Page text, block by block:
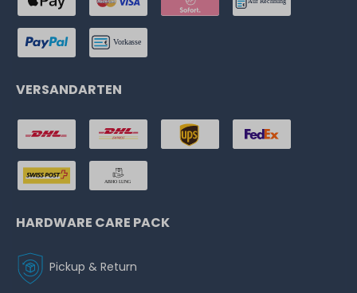
VERSANDARTEN
HARDWARE CARE PACK
Pickup & Return